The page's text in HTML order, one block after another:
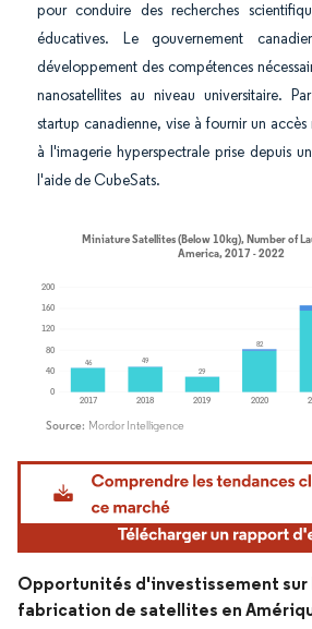
pour conduire des recherches
éducatives. Le gouvernement
développement des compétences
nanosatellites au niveau universitaire.
startup canadienne, vise à fournir un
à l'imagerie hyperspectrale prise depuis
l'aide de CubeSats.
Image © Mordor Intelligence. La réutilisation
Opportunités d'investissement sur
fabrication de satellites en